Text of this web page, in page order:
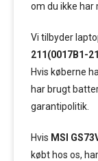
om du ikke har
Vi tilbyder
211(0017B1-
Hvis køberne
har brugt
garantipolitik.
Hvis MSI
købt hos os,